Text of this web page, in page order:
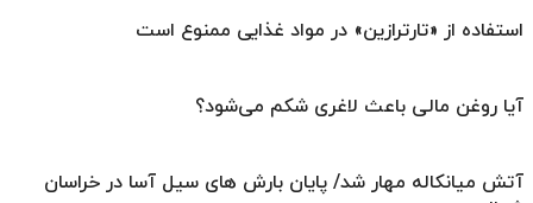
استفاده از «تارترازین» در مواد غذایی ممنوع است
آیا روغن مالی باعث لاغری شکم می‌شود؟
آتش میانکاله مهار شد/ پایان بارش های سیل آسا در خراسان